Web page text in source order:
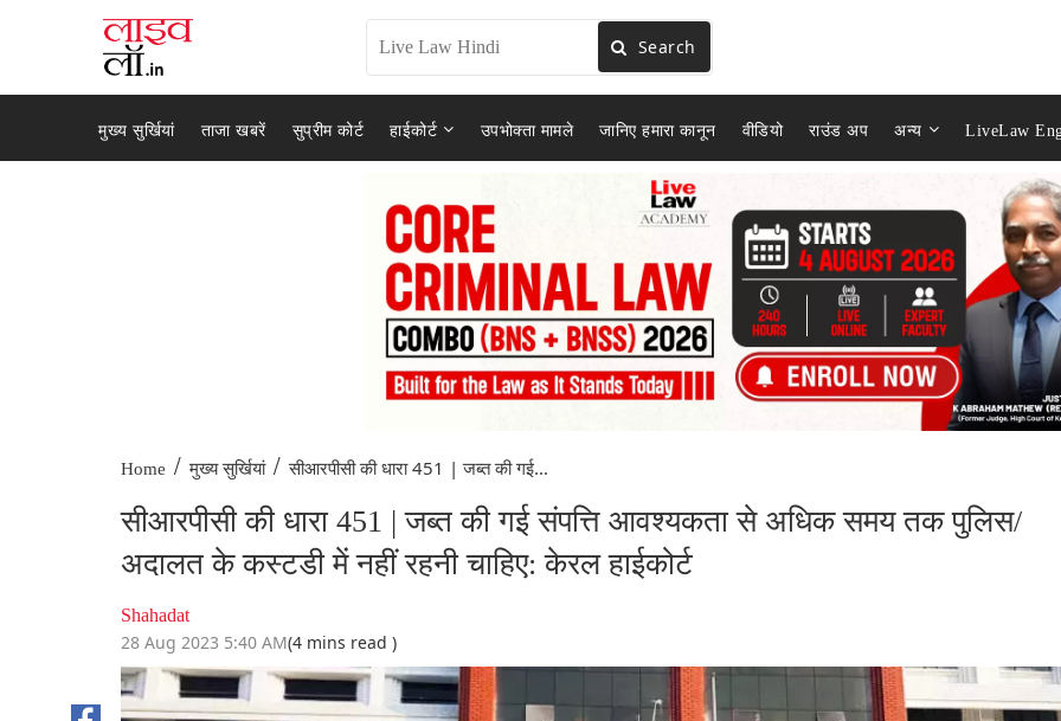
Search
मुख्य सुर्खियां ताजा खबरें सुप्रीम कोर्ट हाईकोर्ट उपभोक्ता मामले जानिए हमारा कानून वीडियो राउंड अप अन्य LiveLaw
Home / मुख्य सुर्खियां / सीआरपीसी की धारा 451 | जब्त की गई...
सीआरपीसी की धारा 451 | जब्त की गई संपत्ति आवश्यकता से अधिक समय तक पुलिस/
अदालत के कस्टडी में नहीं रहनी चाहिए: केरल हाईकोर्ट
Shahadat
28 Aug 2023 5:40 AM(4 mins read )